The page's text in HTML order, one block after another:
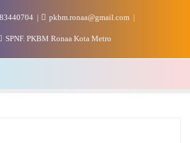
pkbm.ronaa@gmail.com
SPNF. PKBM Ronaa Kota Metro